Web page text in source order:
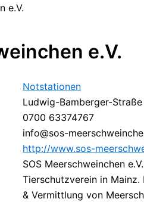
e.V.
e.V.
Notstationen
Ludwig-Bamberger-
0700 63374767
info@sos-
http://www.sos-
SOS Meerschweinchen
Tierschutzverein in Mainz.
& Vermittlung von